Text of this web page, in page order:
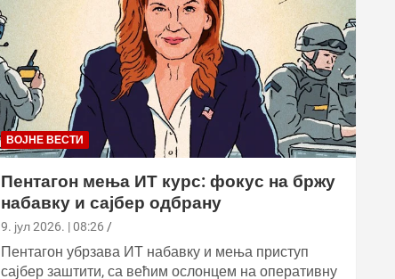
ВОЈНЕ ВЕСТИ
Пентагон мења ИТ курс: фокус на бржу
набавку и сајбер одбрану
9. јул 2026. | 08:26
Пентагон убрзава ИТ набавку и мења приступ
сајбер заштити, са већим ослонцем на оперативну